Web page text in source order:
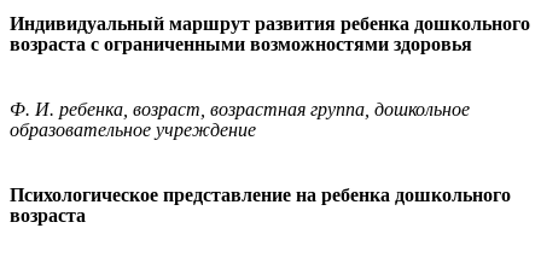
Индивидуальный маршрут развития ребенка дошкольного
возраста с ограниченными возможностями здоровья
Ф. И. ребенка, возраст, возрастная группа, дошкольное
образовательное учреждение
Психологическое представление на ребенка дошкольного
возраста